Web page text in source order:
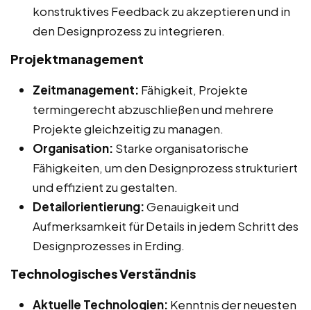
konstruktives Feedback zu akzeptieren und in
den Designprozess zu integrieren.
Projektmanagement
Zeitmanagement: Fähigkeit, Projekte
termingerecht abzuschließen und mehrere
Projekte gleichzeitig zu managen.
Organisation: Starke organisatorische
Fähigkeiten, um den Designprozess strukturiert
und effizient zu gestalten.
Detailorientierung:Genauigkeit und
Aufmerksamkeit für Details in jedem Schritt des
Designprozesses in Erding.
Technologisches Verständnis
Aktuelle Technologien: Kenntnis der neuesten